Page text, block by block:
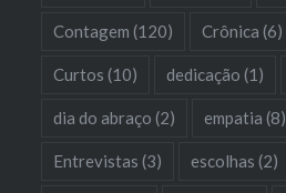
Contagem (120) Crônica (6)
Curtos (10) dedicação (1)
dia do abraço (2) empatia (8)
Entrevistas (3) escolhas (2)